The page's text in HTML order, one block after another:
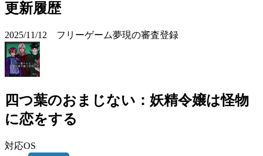
更新履歴
2025/11/12 フリーゲーム夢現の審査登録
四つ葉のおまじない：妖精令嬢は怪物
に恋をする
対応OS